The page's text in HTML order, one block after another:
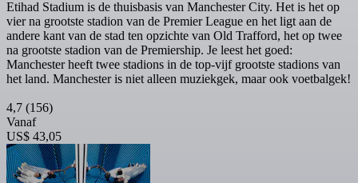
Etihad Stadium is de thuisbasis van Manchester City. Het is het op
vier na grootste stadion van de Premier League en het ligt aan de
andere kant van de stad ten opzichte van Old Trafford, het op twee
na grootste stadion van de Premiership. Je leest het goed:
Manchester heeft twee stadions in de top-vijf grootste stadions van
het land. Manchester is niet alleen muziekgek, maar ook voetbalgek!
4,7 (156)
Vanaf
US$ 43,05